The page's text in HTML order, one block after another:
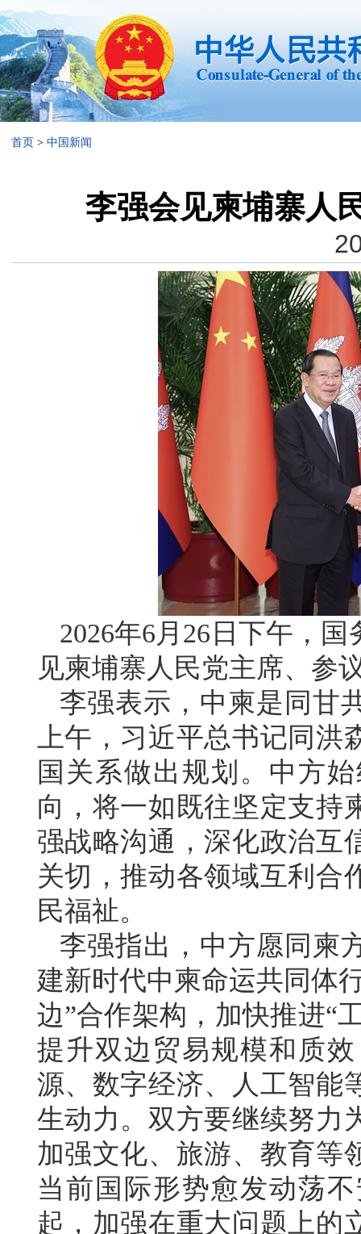
首页 > 中国新闻
李强会见柬埔寨人
2026年6月26日下午，
见柬埔寨人民党主席、参
李强表示，中柬是同甘
上午，习近平总书记同
国关系做出规划。中方
向，将一如既往坚定支持
强战略沟通，深化政治互
关切，推动各领域互利合
民福祉。
李强指出，中方愿同柬
建新时代中柬命运共同体
边”合作架构，加快推进“
提升双边贸易规模和质
源、数字经济、人工智能
生动力。双方要继续努力
加强文化、旅游、教育等
当前国际形势愈发动荡
起，加强在重大问题上的